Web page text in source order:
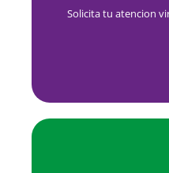
Solicita tu atencion